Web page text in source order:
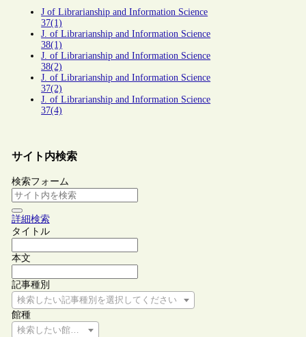
J of Librarianship and Information Science
37(1)
J. of Librarianship and Information Science
38(1)
J. of Librarianship and Information Science
38(2)
J. of Librarianship and Information Science
37(2)
J. of Librarianship and Information Science
37(4)
サイト内検索
検索フォーム
詳細検索
タイトル
本文
記事種別
検索したい記事種別を選択してください
館種
検索したい館種を選択してください